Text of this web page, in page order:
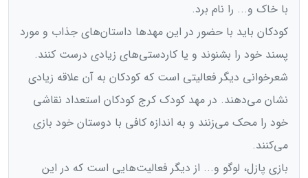
با خاک و...‌ را نام برد.
کودکان باید با حضور در این مهدها داستان‌های جذاب و مورد
پسند خود را بشنوند و یا کاردستی‌های زیادی درست کنند.
شعرخوانی دیگر فعالیتی است که کودکان به آن علاقه زیادی
نشان می‌دهند. در مهد کودک کرج کودکان استعداد نقاشی
خود را محک می‌زنند و به اندازه کافی با دوستان خود بازی
می‌کنند.
بازی پازل، لوگو و...‌ از دیگر فعالیت‌هایی است که در این